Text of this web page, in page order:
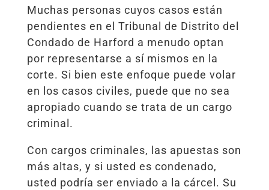
Muchas personas cuyos casos están
pendientes en el Tribunal de Distrito del
Condado de Harford a menudo optan
por representarse a sí mismos en la
corte. Si bien este enfoque puede volar
en los casos civiles, puede que no sea
apropiado cuando se trata de un cargo
criminal.
Con cargos criminales, las apuestas son
más altas, y si usted es condenado,
usted podría ser enviado a la cárcel. Su